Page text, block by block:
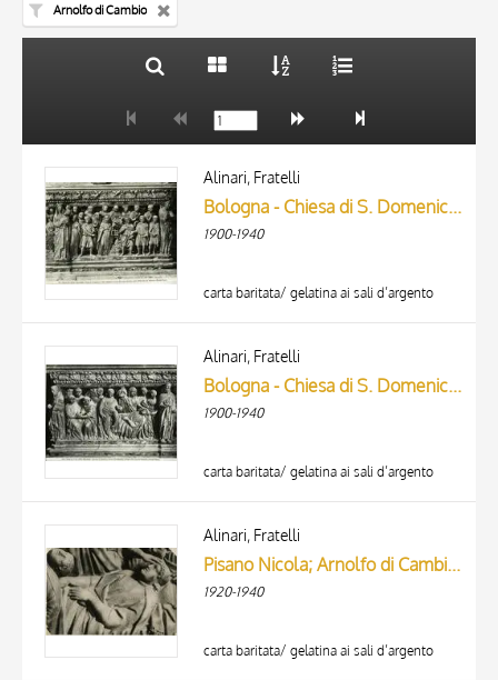
Arnolfo di Cambio
AUTHOR
MATERIAL AND TECHNIQUE
Alinari, Fratelli
Bologna - Chiesa di S. Domenico. I libri ortodossi ed eretici alla prova del fuoco, part. della arca di S. Domenico. (Nicola Pisano).
1900-1940
carta baritata/ gelatina ai sali d’argento
Alinari, Fratelli
Bologna - Chiesa di S. Domenico. Storia di fra Reginaldo. dettaglio dell'arca di S. Domenico. (Nicola Pisano).
1900-1940
carta baritata/ gelatina ai sali d’argento
Alinari, Fratelli
Pisano Nicola; Arnolfo di Cambio; Lapo - sec. XIII - Il beato Reginaldo d'Orléans confortato dalla Vergine
1920-1940
carta baritata/ gelatina ai sali d’argento